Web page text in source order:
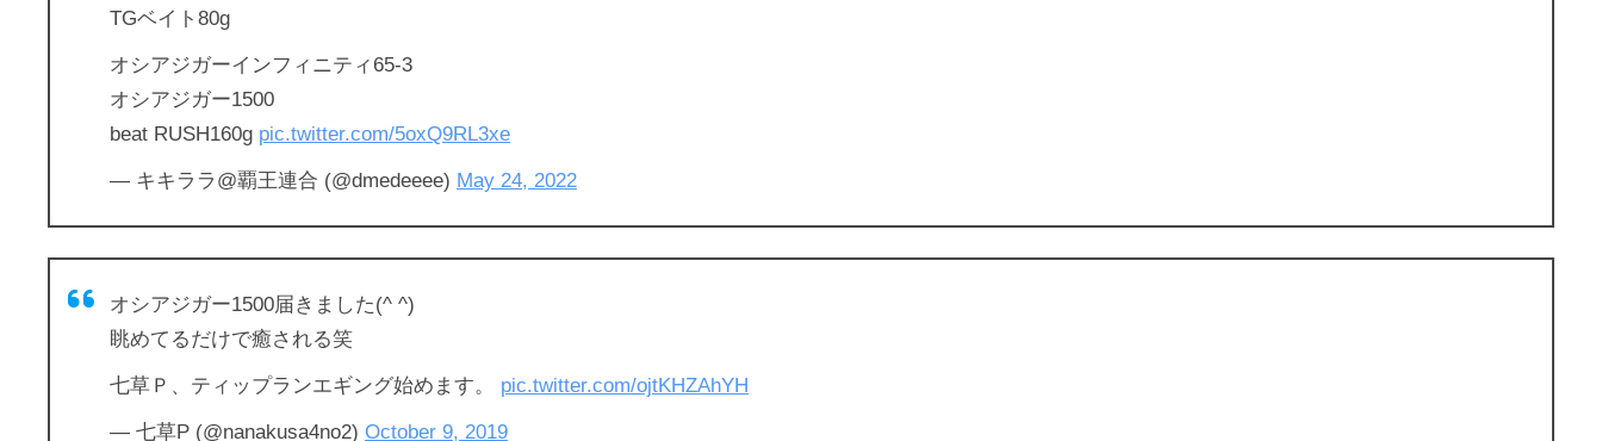
TGベイト80g
オシアジガーインフィニティ65-3
オシアジガー1500
beat RUSH160g pic.twitter.com/5oxQ9RL3xe
— キキララ@覇王連合 (@dmedeeee) May 24, 2022
オシアジガー1500届きました(^ ^)
眺めてるだけで癒される笑
七草Ｐ、ティップランエギング始めます。 pic.twitter.com/ojtKHZAhYH
— 七草P (@nanakusa4no2) October 9, 2019